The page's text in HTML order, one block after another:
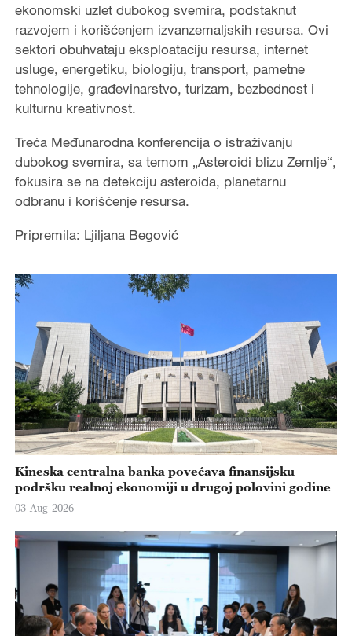
ekonomski uzlet dubokog svemira, podstaknut
razvojem i korišćenjem izvanzemaljskih resursa. Ovi
sektori obuhvataju eksploataciju resursa, internet
usluge, energetiku, biologiju, transport, pametne
tehnologije, građevinarstvo, turizam, bezbednost i
kulturnu kreativnost.
Treća Međunarodna konferencija o istraživanju
dubokog svemira, sa temom „Asteroidi blizu Zemlje“,
fokusira se na detekciju asteroida, planetarnu
odbranu i korišćenje resursa.
Pripremila: Ljiljana Begović
Kineska centralna banka povećava finansijsku
podršku realnoj ekonomiji u drugoj polovini godine
03-Aug-2026